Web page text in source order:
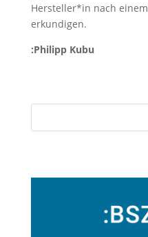
Hersteller*in nach
:Philipp Kubu